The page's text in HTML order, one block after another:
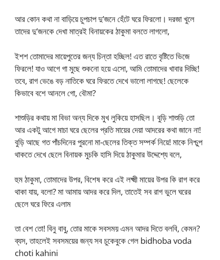
আর কোন কথা না বাড়িয়ে চুপচাপ দু’জনে হেঁটে ঘরে ফিরলো। দরজা খুলে
তাদের দু’জনকে দেখা মাত্রই বিনায়কের ঠাকুমা বলতে লাগলো,
ইশশ তোমাদের মায়েপুতের জন্য চিন্তা হচ্ছিল! এত রাতে বৃষ্টিতে ভিজে
ফিরলে! যাও আগে গা মুছে শুকনো হয়ে এসো, আমি তোমাদের খাবার দিচ্ছি!
তবে, রাগ ভেঙে বড় নাতিকে ঘরে ফিরতে দেখে ভালো লাগছে! ছেলেকে
কিভাবে বশে আনলে গো, বৌমা?
শাশুড়ির কথায় মা বিভা অন্য দিকে মুখ লুকিয়ে হাসছিল। বুড়ি শাশুড়ি তো
আর একটু আগে মাচা ঘরে ছেলের প্রতি মায়ের দেয়া আদরের কথা জানে না!
বুড়ি আছে গত পাঁচদিনের পুরনো মা-ছেলের তিক্ত সম্পর্ক নিয়ে! মাকে নিশ্চুপ
থাকতে দেখে ছেলে বিনায়ক মুচকি হাসি দিয়ে ঠাকুমার উদ্দেশ্যে বলে,
হুম ঠাকুমা, তোমাদের উপর, বিশেষ করে এই লক্ষ্মী মায়ের উপর কি রাগ করে
থাকা যায়, বলো? মা আমায় আদর করে দিল, তাতেই সব রাগ ভুলে ঘরের
ছেলে ঘরে ফিরে এলাম
তা বেশ তো! বিনু বাবু, তোর মাকে সবসময় এমন আদর দিতে বলবি, কেমন?
ব্যস, তাহলেই সবসময়ের জন্য সব চুকেবুকে গেল bidhoba voda
choti kahini